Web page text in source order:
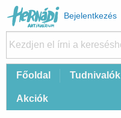
Felhasználói
fiók
menüje
Bejelentkezés
FőFőoldal Tudnivalók
Akciók